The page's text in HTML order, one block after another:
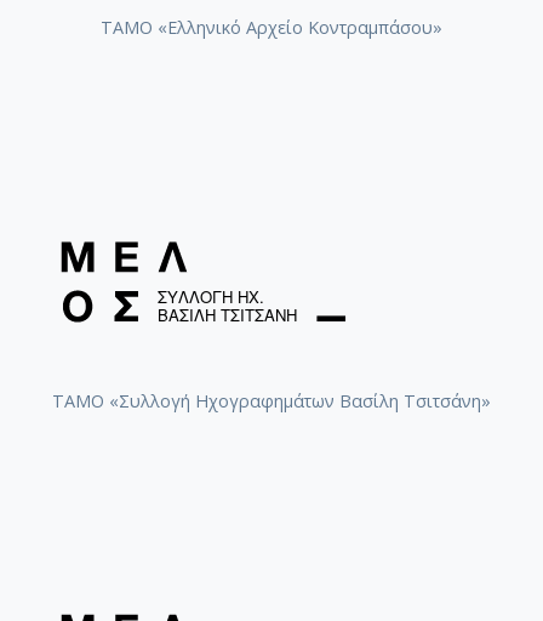
ΤΑΜΟ «Ελληνικό Αρχείο Κοντραμπάσου»
ΤΑΜΟ «Συλλογή Ηχογραφημάτων Βασίλη Τσιτσάνη»